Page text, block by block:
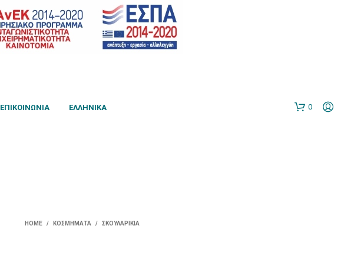
ΕΠΙΚΟΙΝΩΝΙΑ ΕΛΛΗΝΙΚΆ 0
HOME / ΚΟΣΜΉΜΑΤΑ / ΣΚΟΥΛΑΡΊΚΙΑ